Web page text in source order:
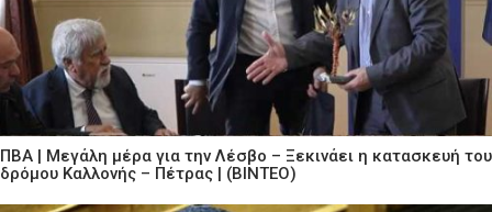
ΠΒΑ | Μεγάλη μέρα για την Λέσβο – Ξεκινάει η κατασκευή του
δρόμου Καλλονής – Πέτρας | (ΒΙΝΤΕΟ)